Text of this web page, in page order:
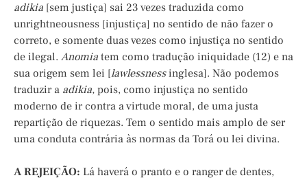
adikia [sem justiça] sai 23 vezes traduzida como
unrightneousness [injustiça] no sentido de não fazer o
correto, e somente duas vezes como injustiça no sentido
de ilegal. Anomia tem como tradução iniquidade (12) e na
sua origem sem lei [lawlessnessinglesa]. Não podemos
traduzir a adikia, pois, como injustiça no sentido
moderno de ir contra a virtude moral, de uma justa
repartição de riquezas. Tem o sentido mais amplo de ser
uma conduta contrária às normas da Torá ou lei divina.
A REJEIÇÃO: Lá haverá o pranto e o ranger de dentes,